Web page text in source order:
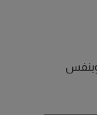
بها دوليًا وبنفس